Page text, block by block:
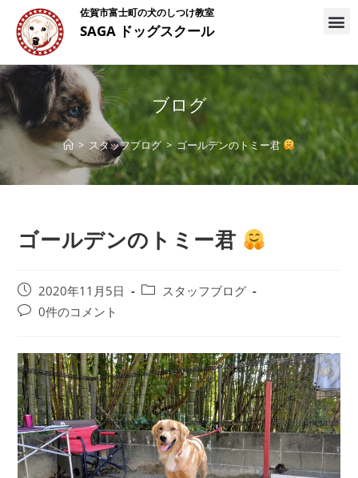
佐賀市富士町の犬のしつけ教室
SAGA ドッグスクール
ブログ
> スタッフブログ > ゴールデンのトミー君
ゴールデンのトミー君
2020年11月5日
スタッフブログ
0件のコメント